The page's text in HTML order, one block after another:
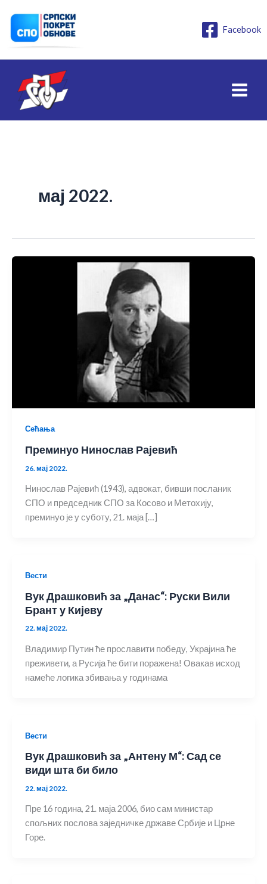
садржај
Facebook
мај 2022.
Сећања
Преминуо Нинослав Рајевић
26. мај 2022.
Нинослав Рајевић (1943), адвокат, бивши посланик
СПО и председник СПО за Косово и Метохију,
преминуо је у суботу, 21. маја […]
Вести
Вук Драшковић за „Данас“: Руски Вили
Брант у Кијеву
22. мај 2022.
Владимир Путин ће прославити победу, Украјина ће
преживети, а Русија ће бити поражена! Овакав исход
намеће логика збивања у годинама
Вести
Вук Драшковић за „Антену М“: Сад се
види шта би било
22. мај 2022.
Пре 16 година, 21. маја 2006, био сам министар
спољних послова заједничке државе Србије и Црне
Горе.